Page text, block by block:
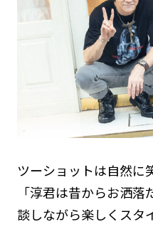
ツーショットは自然に
「淳君は昔からお洒
談しながら楽しくスタ